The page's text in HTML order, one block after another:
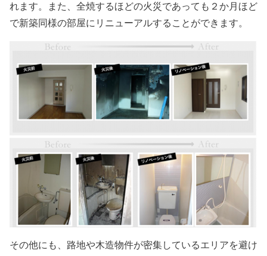
れます。また、全焼するほどの火災であっても２か月ほど
で新築同様の部屋にリニューアルすることができます。
その他にも、路地や木造物件が密集しているエリアを避け